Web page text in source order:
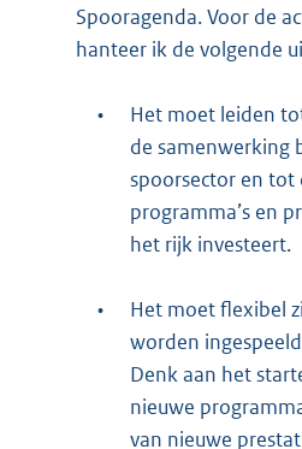
Spooragenda. Voor de
hanteer ik de volgende
•
Het moet leiden
de samenwerking
spoorsector en
programma’s en
het rijk investeert.
•
Het moet flexibel
worden
Denk aan het
nieuwe
van nieuwe